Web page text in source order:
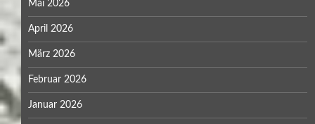
Mai 2026
April 2026
März 2026
Februar 2026
Januar 2026